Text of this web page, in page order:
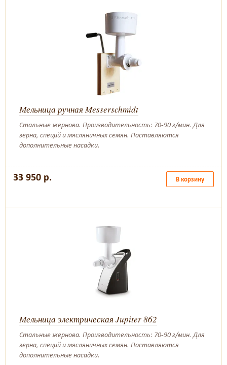
Мельница ручная Messerschmidt
Стальные жернова. Производительность: 70-90 г/мин. Для
зерна, специй и мясляничных семян. Поставляются
дополнительные насадки.
33 950 р. В корзину
Мельница электрическая Jupiter 862
Стальные жернова. Производительность: 70-90 г/мин. Для
зерна, специй и мясляничных семян. Поставляются
дополнительные насадки.